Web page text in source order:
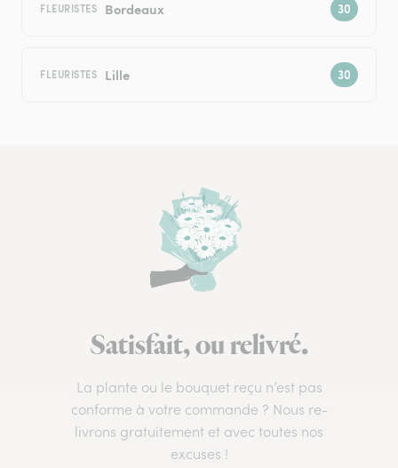
FLEURISTES Bordeaux
FLEURISTES Lille
Satisfait, ou relivré.
La plante ou le bouquet reçu n’est pas
conforme à votre commande ? Nous re-
livrons gratuitement et avec toutes nos
excuses !